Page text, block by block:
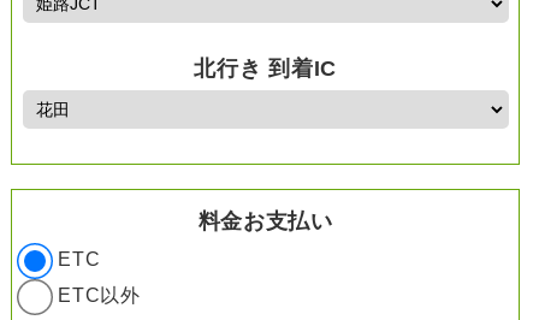
北行き 到着IC
料金お支払い
ETC
ETC以外